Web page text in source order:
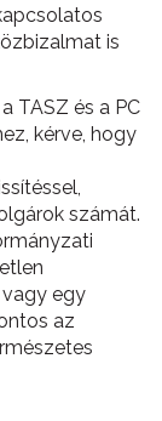
is
TASZ és a PC
kérve, hogy
számát.
egy
az